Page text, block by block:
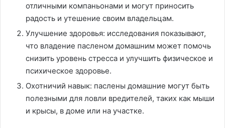
отличными компаньонами и могут приносить
радость и утешение своим владельцам.
Улучшение здоровья: исследования показывают,
что владение пасленом домашним может помочь
снизить уровень стресса и улучшить физическое и
психическое здоровье.
Охотничий навык: паслены домашние могут быть
полезными для ловли вредителей, таких как мыши
и крысы, в доме или на участке.